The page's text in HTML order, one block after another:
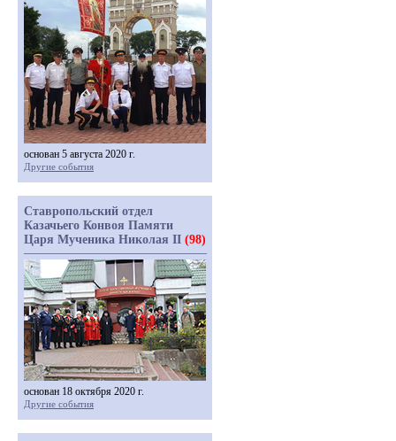
основан 5 августа 2020 г.
Другие события
Ставропольский отдел
Казачьего Конвоя Памяти
Царя Мученика Николая II (98)
основан 18 октября 2020 г.
Другие события